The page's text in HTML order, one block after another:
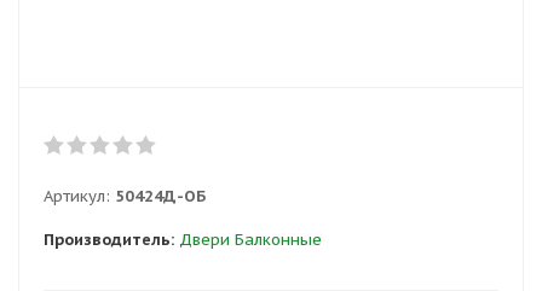
Артикул: 50424Д-ОБ
Производитель: Двери Балконные